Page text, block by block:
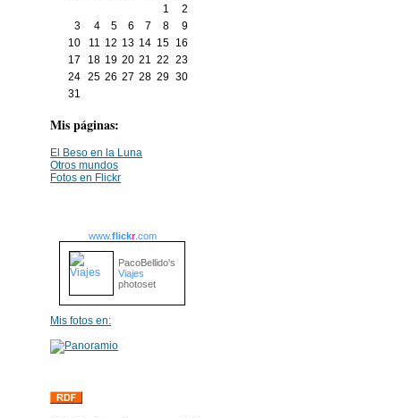
1
2
3
4 5 6 7 8
9
10
11 12 13 14 15 16
17
18 19 20 21 22 23
24 25 26 27 28 29 30
31
Mis páginas:
El Beso en la Luna
Otros mundos
Fotos en Flickr
www.flickr.com
PacoBellido's
Viajes
photoset
Mis fotos en: